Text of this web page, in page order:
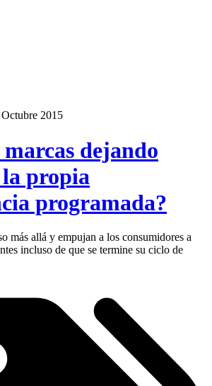
2015
marcas dejando
la propia
programada?
más allá y empujan a los consumidores a
incluso de que se termine su ciclo de